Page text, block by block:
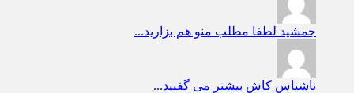
جمشید لطفا مطلب منو هم بزارید...
ناشناس کاش بیشتر می گفتید...